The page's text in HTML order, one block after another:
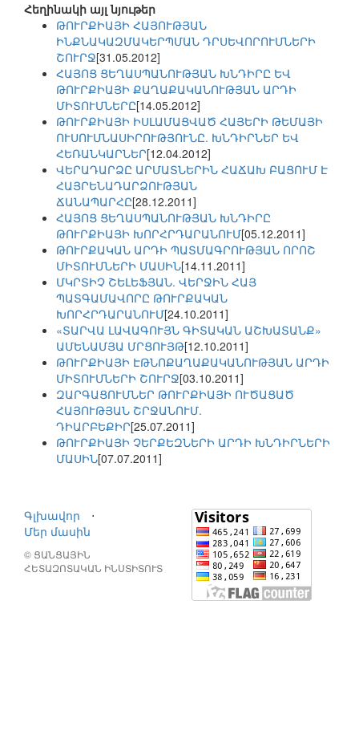
Հեղինակի այլ նյութեր
ԹՈՒՐՔԻԱՅԻ ՀԱՅՈՒԹՅԱՆ
ԻՆՔՆԱԿԱԶՄԱԿԵՐՊՄԱՆ ԴՐՍԵՎՈՐՈՒՄՆԵՐԻ
ՇՈՒՐՋ[31.05.2012]
ՀԱՅՈՑ ՑԵՂԱՍՊԱՆՈՒԹՅԱՆ ԽՆԴԻՐԸ ԵՎ
ԹՈՒՐՔԻԱՅԻ ՔԱՂԱՔԱԿԱՆՈՒԹՅԱՆ ԱՐԴԻ
ՄԻՏՈՒՄՆԵՐԸ[14.05.2012]
ԹՈՒՐՔԻԱՅԻ ԻՍԼԱՄԱՑՎԱԾ ՀԱՅԵՐԻ ԹԵՄԱՅԻ
ՈՒՍՈՒՄՆԱՍԻՐՈՒԹՅՈՒՆԸ. ԽՆԴԻՐՆԵՐ ԵՎ
ՀԵՌԱՆԿԱՐՆԵՐ[12.04.2012]
ՎԵՐԱԴԱՐՁԸ ԱՐՄԱՏՆԵՐԻՆ ՀԱՃԱԽ ԲԱՑՈՒՄ Է
ՀԱՅՐԵՆԱԴԱՐՁՈՒԹՅԱՆ
ՃԱՆԱՊԱՐՀԸ[28.12.2011]
ՀԱՅՈՑ ՑԵՂԱՍՊԱՆՈՒԹՅԱՆ ԽՆԴԻՐԸ
ԹՈՒՐՔԻԱՅԻ ԽՈՐՀՐԴԱՐԱՆՈՒՄ[05.12.2011]
ԹՈՒՐՔԱԿԱՆ ԱՐԴԻ ՊԱՏՄԱԳՐՈՒԹՅԱՆ ՈՐՈՇ
ՄԻՏՈՒՄՆԵՐԻ ՄԱՍԻՆ[14.11.2011]
ՄԿՐՏԻՉ ՇԵԼԵՖՅԱՆ. ՎԵՐՋԻՆ ՀԱՅ
ՊԱՏԳԱՄԱՎՈՐԸ ԹՈՒՐՔԱԿԱՆ
ԽՈՐՀՐԴԱՐԱՆՈՒՄ[24.10.2011]
«ՏԱՐՎԱ ԼԱՎԱԳՈՒՅՆ ԳԻՏԱԿԱՆ ԱՇԽԱՏԱՆՔ»
ԱՄԵՆԱՄՅԱ ՄՐՑՈՒՅԹ[12.10.2011]
ԹՈՒՐՔԻԱՅԻ ԷԹՆՈՔԱՂԱՔԱԿԱՆՈՒԹՅԱՆ ԱՐԴԻ
ՄԻՏՈՒՄՆԵՐԻ ՇՈՒՐՋ[03.10.2011]
ԶԱՐԳԱՑՈՒՄՆԵՐ ԹՈՒՐՔԻԱՅԻ ՈՒԾԱՑԱԾ
ՀԱՅՈՒԹՅԱՆ ՇՐՋԱՆՈՒՄ.
ԴԻԱՐԲԵՔԻՐ[25.07.2011]
ԹՈՒՐՔԻԱՅԻ ՉԵՐՔԵԶՆԵՐԻ ԱՐԴԻ ԽՆԴԻՐՆԵՐԻ
ՄԱՍԻՆ[07.07.2011]
Գլխավոր
⋅
Մեր մասին
© ՑԱՆՑԱՅԻՆ
ՀԵՏԱԶՈՏԱԿԱՆ ԻՆՍՏԻՏՈՒՏ